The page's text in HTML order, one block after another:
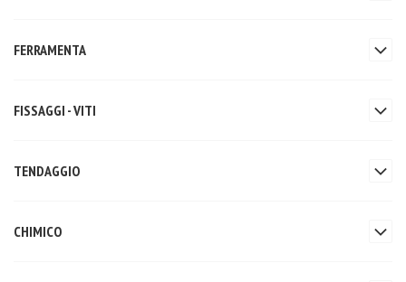
FERRAMENTA
FISSAGGI - VITI
TENDAGGIO
CHIMICO